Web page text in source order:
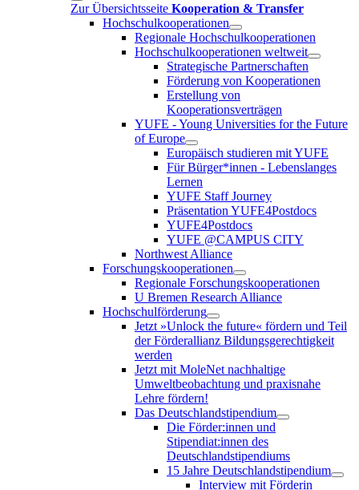
Zur Übersichtsseite Kooperation & Transfer
Hochschulkooperationen
Regionale Hochschulkooperationen
Hochschulkooperationen weltweit
Strategische Partnerschaften
Förderung von Kooperationen
Erstellung von
Kooperationsverträgen
YUFE - Young Universities for the Future
of Europe
Europäisch studieren mit YUFE
Für Bürger*innen - Lebenslanges
Lernen
YUFE Staff Journey
Präsentation YUFE4Postdocs
YUFE4Postdocs
YUFE @CAMPUS CITY
Northwest Alliance
Forschungskooperationen
Regionale Forschungskooperationen
U Bremen Research Alliance
Hochschulförderung
Jetzt »Unlock the future« fördern und Teil
der Förderallianz Bildungsgerechtigkeit
werden
Jetzt mit MoleNet nachhaltige
Umweltbeobachtung und praxisnahe
Lehre fördern!
Das Deutschlandstipendium
Die Förder:innen und
Stipendiat:innen des
Deutschlandstipendiums
15 Jahre Deutschlandstipendium
Interview mit Förderin